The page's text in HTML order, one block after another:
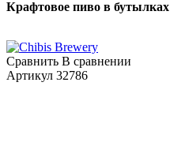
Крафтовое пиво в
Сравнить В сравнении
Артикул 32786